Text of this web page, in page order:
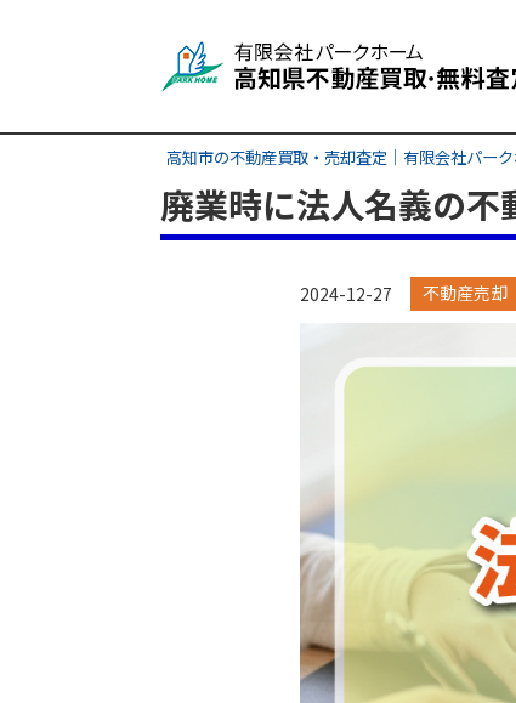
高知市の不動産買取・売却査定｜有限会社パー
廃業時に法人名義の
2024-12-27 不動産売却